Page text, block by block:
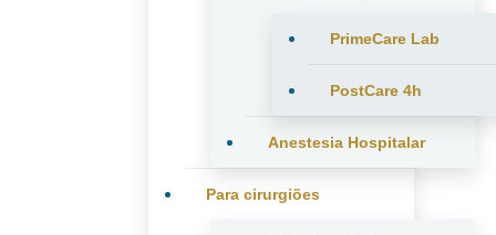
PrimeCare Lab
PostCare 4h
Anestesia Hospitalar
Para cirurgiões